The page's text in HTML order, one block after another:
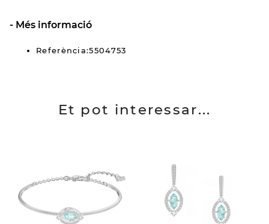
Més informació
Referència:5504753
Et pot interessar...